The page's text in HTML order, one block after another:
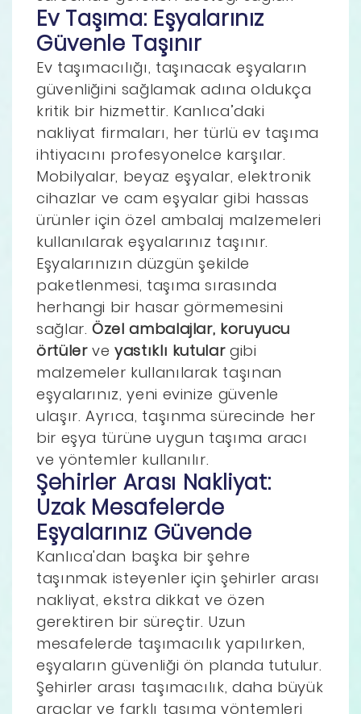
Ev Taşıma: Eşyalarınız
Güvenle Taşınır
Ev taşımacılığı, taşınacak eşyaların
güvenliğini sağlamak adına oldukça
kritik bir hizmettir. Kanlıca’daki
nakliyat firmaları, her türlü ev taşıma
ihtiyacını profesyonelce karşılar.
Mobilyalar, beyaz eşyalar, elektronik
cihazlar ve cam eşyalar gibi hassas
ürünler için özel ambalaj malzemeleri
kullanılarak eşyalarınız taşınır.
Eşyalarınızın düzgün şekilde
paketlenmesi, taşıma sırasında
herhangi bir hasar görmemesini
sağlar.Özel ambalajlar, koruyucu
örtülerveyastıklı kutulargibi
malzemeler kullanılarak taşınan
eşyalarınız, yeni evinize güvenle
ulaşır. Ayrıca, taşınma sürecinde her
bir eşya türüne uygun taşıma aracı
ve yöntemler kullanılır.
Şehirler Arası Nakliyat:
Uzak Mesafelerde
Eşyalarınız Güvende
Kanlıca'dan başka bir şehre
taşınmak isteyenler için şehirler arası
nakliyat, ekstra dikkat ve özen
gerektiren bir süreçtir. Uzun
mesafelerde taşımacılık yapılırken,
eşyaların güvenliği ön planda tutulur.
Şehirler arası taşımacılık, daha büyük
araçlar ve farklı taşıma yöntemleri